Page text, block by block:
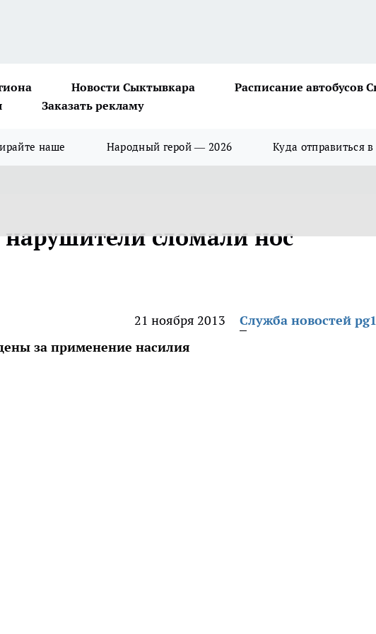
Новости Сыктывкара
Расписание автобусов
Заказать рекламу
наше Народный герой — 2026 Куда отправиться в
сломали нос
21 ноября 2013
Служба новостей
за применение насилия